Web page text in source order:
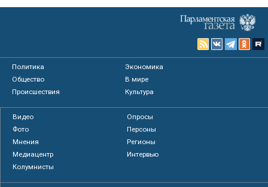
Политика
Экономика
Общество
В мире
Происшествия
Культура
Видео
Опросы
Фото
Персоны
Мнения
Регионы
Медиацентр
Интервью
Колумнисты